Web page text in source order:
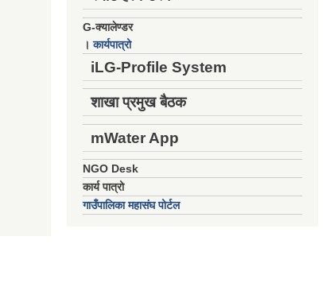
G-क्यालेण्डर
।कार्यपात्रो
iLG-Profile System
शाखा प्रमुख बैठक
mWater App
NGO Desk
कार्य पात्रो
गाउँपालिका महासंघ पोर्टल